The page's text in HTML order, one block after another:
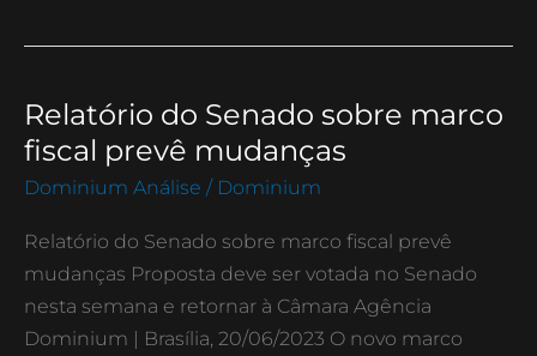
Relatório do Senado sobre marco
fiscal prevê mudanças
Dominium Análise / Dominium
Relatório do Senado sobre marco fiscal prevê
mudanças Proposta deve ser votada no Senado
nesta semana e retornar à Câmara Agência
Dominium | Brasília, 20/06/2023 O novo marco
Relatório
do
Senado
marco
fiscal
prevê
mudanças